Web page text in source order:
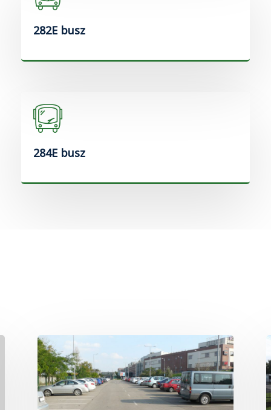
282E busz
284E busz